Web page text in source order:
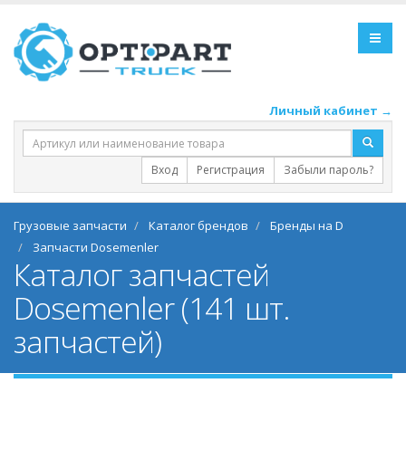
Личный кабинет →
Вход Регистрация Забыли пароль?
Грузовые запчасти Каталог брендов
Бренды на D
Запчасти Dosemenler
Каталог запчастей
Dosemenler (141 шт.
запчастей)